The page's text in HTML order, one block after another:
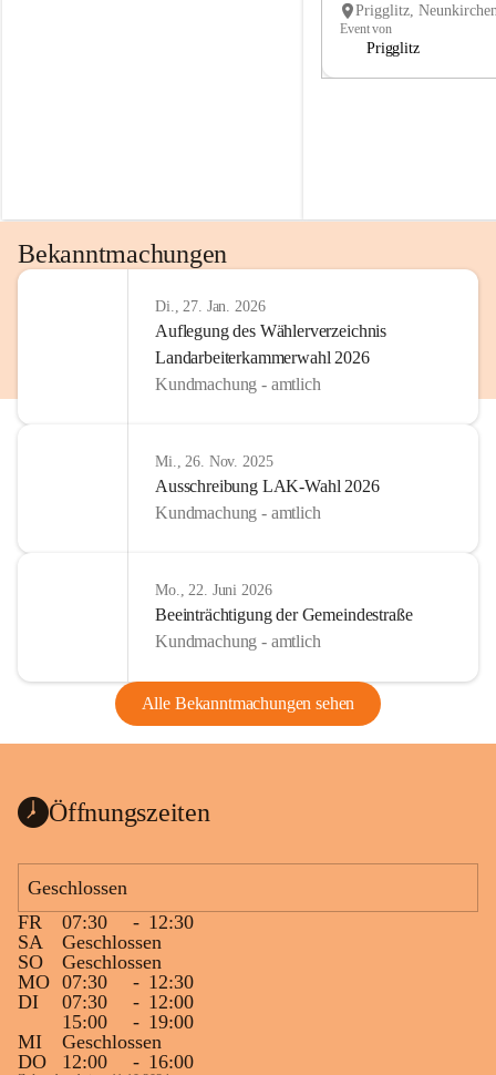
Event von
Prigglitz
Bekanntmachungen
Di., 27. Jan. 2026
Auflegung des Wählerverzeichnis
Landarbeiterkammerwahl 2026
Kundmachung - amtlich
Mi., 26. Nov. 2025
Ausschreibung LAK-Wahl 2026
Kundmachung - amtlich
Mo., 22. Juni 2026
Beeinträchtigung der Gemeindestraße
Kundmachung - amtlich
Alle Bekanntmachungen sehen
Öffnungszeiten
Geschlossen
FR
07:30 - 12:30
SA
Geschlossen
SO
Geschlossen
MO 07:30 - 12:30
DI
07:30 - 12:00
15:00
- 19:00
MI
Geschlossen
DO
12:00 - 16:00